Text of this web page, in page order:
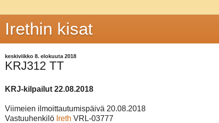
Irethin kisat
keskiviikko 8. elokuuta 2018
KRJ312 TT
KRJ-kilpailut 22.08.2018
Viimeien ilmoittautumispäivä 20.08.2018
Vastuuhenkilö Ireth VRL-03777